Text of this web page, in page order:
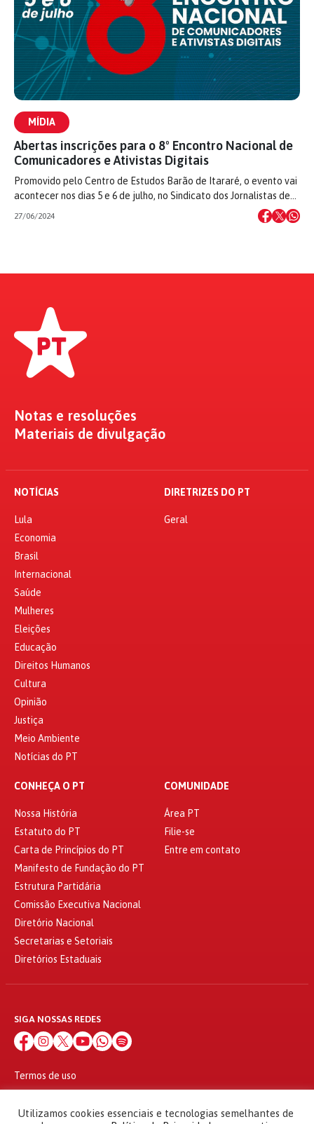
MÍDIA
Abertas inscrições para o 8º Encontro Nacional de
Comunicadores e Ativistas Digitais
Promovido pelo Centro de Estudos Barão de Itararé, o evento vai
acontecer nos dias 5 e 6 de julho, no Sindicato dos Jornalistas de…
27/06/2024
Notas e resoluções
Materiais de divulgação
NOTÍCIAS
Lula
Economia
Brasil
Internacional
Saúde
Mulheres
Eleições
Educação
Direitos Humanos
Cultura
Opinião
Justiça
Meio Ambiente
Notícias do PT
DIRETRIZES DO PT
Geral
CONHEÇA O PT
Nossa História
Estatuto do PT
Carta de Princípios do PT
Manifesto de Fundação do PT
Estrutura Partidária
Comissão Executiva Nacional
Diretório Nacional
Secretarias e Setoriais
Diretórios Estaduais
COMUNIDADE
Área PT
Filie-se
Entre em contato
SIGA NOSSAS REDES
Termos de uso
© 2010 - 2026
Utilizamos cookies essenciais e tecnologias semelhantes de